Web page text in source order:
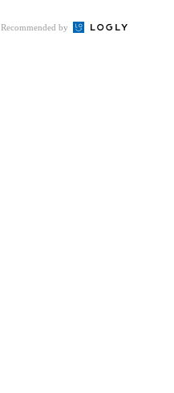
Recommended by